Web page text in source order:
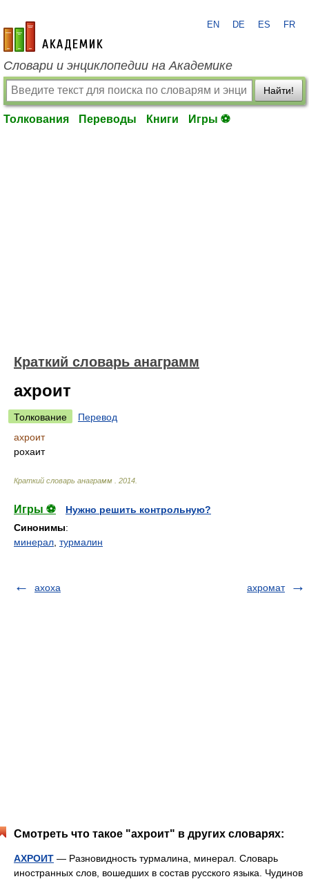
academic.ru
EN DE ES FR
Словари и энциклопедии на Академике
Найти!
Толкования Переводы Книги Игры ⚽
Краткий словарь анаграмм
ахроит
Толкование
Перевод
ахроит
рохаит
Краткий словарь анаграмм 2014
Игры ⚽
Нужно решить контрольную?
Синонимы:
минерал турмалин
ахоха ахромат
Смотреть что такое "ахроит" в других словарях:
АХРОИТ — Разновидность турмалина, минерал. Словарь
иностранных слов, вошедших в состав русского языка. Чудинов